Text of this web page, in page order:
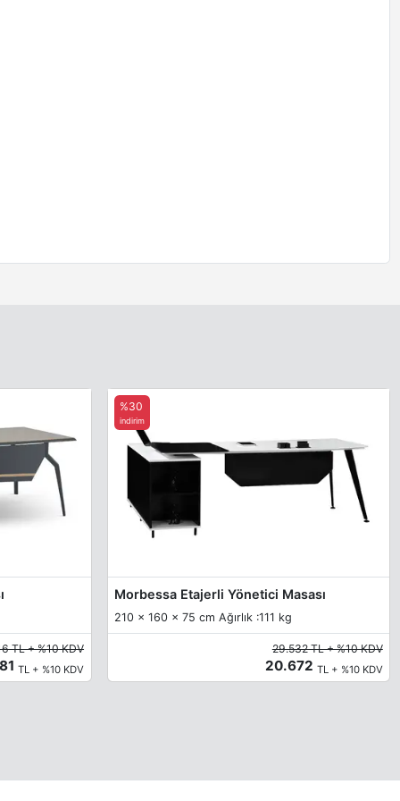
TL + %10 KDV
TL + %10 KDV
Morbessa Etajerli Yönetici Masası
210 x 160 x 75 cm Ağırlık :111 kg
%30
indirim
29.532 TL + %10 KDV
20.672 TL + %10 KDV